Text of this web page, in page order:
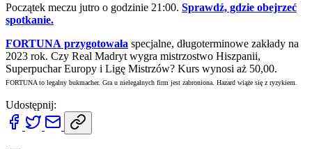
Początek meczu jutro o godzinie 21:00. Sprawdź, gdzie obejrzeć
spotkanie.
FORTUNA przygotowała specjalne, długoterminowe zakłady na
2023 rok. Czy Real Madryt wygra mistrzostwo Hiszpanii,
Superpuchar Europy i Ligę Mistrzów? Kurs wynosi aż 50,00.
FORTUNA to legalny bukmacher. Gra u nielegalnych firm jest zabroniona. Hazard wiąże się z ryzykiem.
Udostępnij: